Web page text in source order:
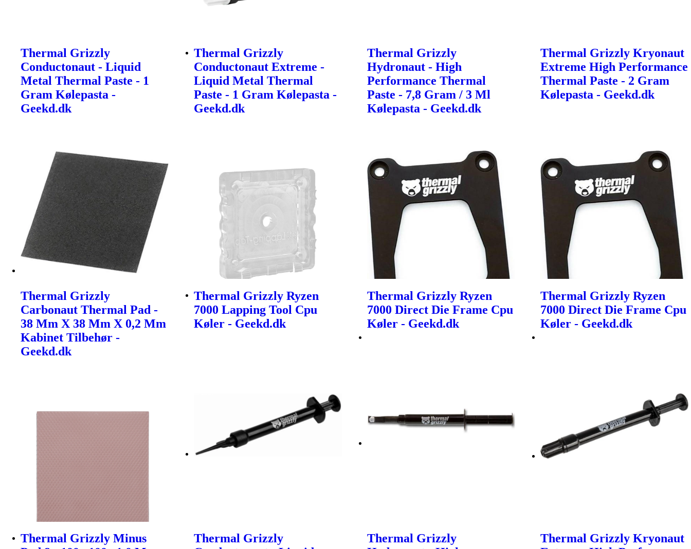
Thermal Grizzly
Conductonaut - Liquid
Metal Thermal Paste - 1
Gram Kølepasta -
Geekd.dk
Thermal Grizzly
Conductonaut Extreme -
Liquid Metal Thermal
Paste - 1 Gram Kølepasta -
Geekd.dk
Thermal Grizzly
Hydronaut - High
Performance Thermal
Paste - 7,8 Gram / 3 Ml
Kølepasta - Geekd.dk
Thermal Grizzly Kryonaut
Extreme High Performance
Thermal Paste - 2 Gram
Kølepasta - Geekd.dk
Thermal Grizzly
Carbonaut Thermal Pad -
38 Mm X 38 Mm X 0,2 Mm
Kabinet Tilbehør -
Geekd.dk
Thermal Grizzly Ryzen
7000 Lapping Tool Cpu
Køler - Geekd.dk
Thermal Grizzly Ryzen
7000 Direct Die Frame Cpu
Køler - Geekd.dk
Thermal Grizzly Ryzen
7000 Direct Die Frame Cpu
Køler - Geekd.dk
Thermal Grizzly Minus
Thermal Grizzly
Thermal Grizzly
Thermal Grizzly Kryonaut